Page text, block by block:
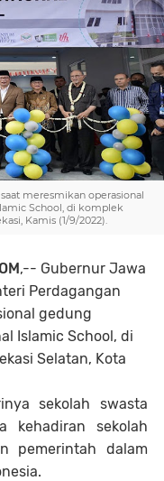
meresmikan operasional
School, di komplek
Kamis (1/9/2022).
,-- Gubernur Jawa
Perdagangan
gedung
Islamic School, di
Selatan, Kota
sekolah swasta
kehadiran sekolah
pemerintah dalam